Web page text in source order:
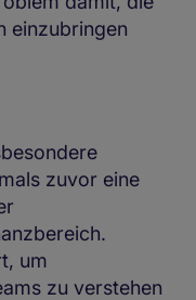
einzubringen
zuvor eine
um
zu verstehen